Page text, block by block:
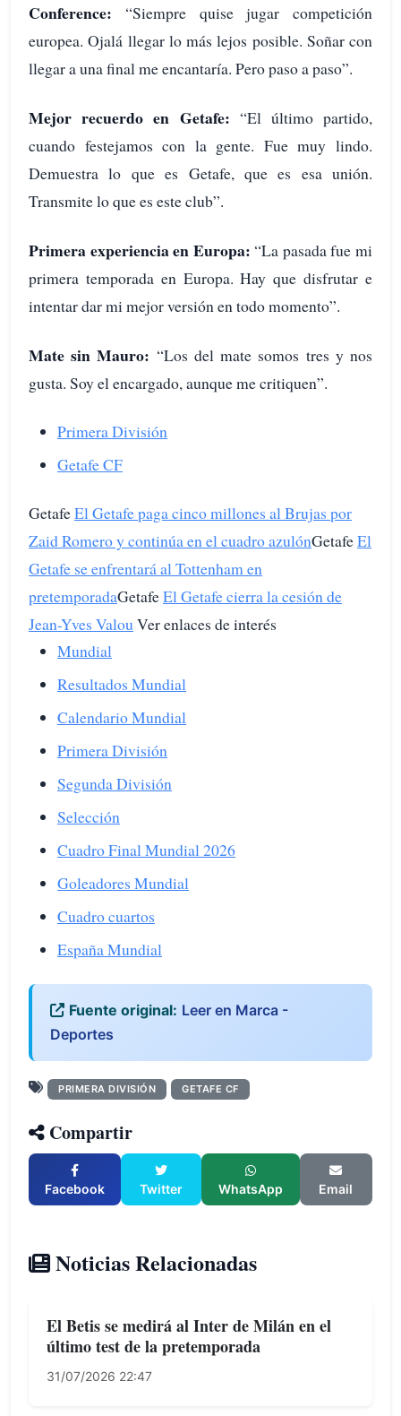
Conference: “Siempre quise jugar competición
europea. Ojalá llegar lo más lejos posible. Soñar con
llegar a una final me encantaría. Pero paso a paso”.
Mejor recuerdo en Getafe: “El último partido,
cuando festejamos con la gente. Fue muy lindo.
Demuestra lo que es Getafe, que es esa unión.
Transmite lo que es este club”.
Primera experiencia en Europa:“La pasada fue mi
primera temporada en Europa. Hay que disfrutar e
intentar dar mi mejor versión en todo momento”.
Mate sin Mauro: “Los del mate somos tres y nos
gusta. Soy el encargado, aunque me critiquen”.
Primera División
Getafe CF
GetafeEl Getafe paga cinco millones al Brujas por
Zaid Romero y continúa en el cuadro azulónGetafeEl
Getafe se enfrentará al Tottenham en
pretemporadaGetafeEl Getafe cierra la cesión de
Jean-Yves ValouVer enlaces de interés
Mundial
Resultados Mundial
Calendario Mundial
Primera División
Segunda División
Selección
Cuadro Final Mundial 2026
Goleadores Mundial
Cuadro cuartos
España Mundial
Fuente original: Leer en Marca -
Deportes
PRIMERA DIVISIÓN GETAFE CF
Compartir
Facebook Twitter WhatsApp Email
Noticias Relacionadas
El Betis se medirá al Inter de Milán en el
último test de la pretemporada
31/07/2026 22:47